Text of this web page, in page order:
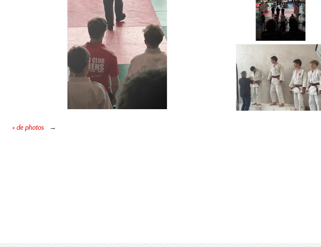
+ de photos